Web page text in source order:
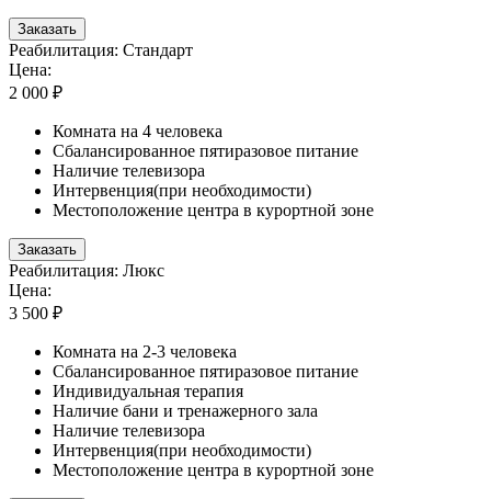
Заказать
Реабилитация: Стандарт
Цена:
2 000 ₽
Комната на 4 человека
Сбалансированное пятиразовое питание
Наличие телевизора
Интервенция(при необходимости)
Местоположение центра в курортной зоне
Заказать
Реабилитация: Люкс
Цена:
3 500 ₽
Комната на 2-3 человека
Сбалансированное пятиразовое питание
Индивидуальная терапия
Наличие бани и тренажерного зала
Наличие телевизора
Интервенция(при необходимости)
Местоположение центра в курортной зоне